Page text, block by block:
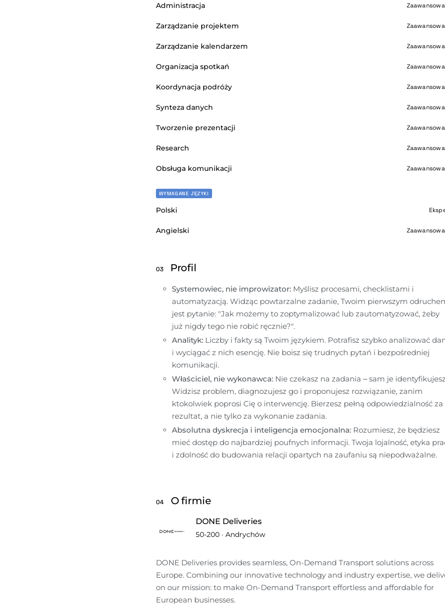
Administracja
Zarządzanie projektem
Zarządzanie kalendarzem
Organizacja spotkań
Koordynacja podróży
Synteza danych
Tworzenie prezentacji
Research
Obsługa komunikacji
WYMAGANE JĘZYKI
Polski
Angielski
03 Profil
Systemowiec, nie improwizator: Myślisz procesami, checklistami i
automatyzacją. Widząc powtarzalne zadanie, Twoim pierwszym
jest pytanie: "Jak możemy to zoptymalizować lub zautomatyzować, żeby
już nigdy tego nie robić ręcznie?".
Analityk: Liczby i fakty są Twoim językiem. Potrafisz szybko analizować
i wyciągać z nich esencję. Nie boisz się trudnych pytań i bezpośredniej
komunikacji.
Właściciel, nie wykonawca: Nie czekasz na zadania – sam je
Widzisz problem, diagnozujesz go i proponujesz rozwiązanie, zanim
ktokolwiek poprosi Cię o interwencję. Bierzesz pełną odpowiedzialność za
rezultat, a nie tylko za wykonanie zadania.
Absolutna dyskrecja i inteligencja emocjonalna: Rozumiesz, że będziesz
mieć dostęp do najbardziej poufnych informacji. Twoja lojalność, etyka
i zdolność do budowania relacji opartych na zaufaniu są niepodważalne.
04 O firmie
DONE Deliveries
50-200 · Andrychów
DONE Deliveries provides seamless, On-Demand Transport solutions across
Europe. Combining our innovative technology and industry expertise, we
on our mission: to make On-Demand Transport effortless and affordable for
European businesses.